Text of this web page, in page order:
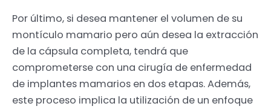
Por último, si desea mantener el volumen de su
montículo mamario pero aún desea la extracción
de la cápsula completa, tendrá que
comprometerse con una cirugía de enfermedad
de implantes mamarios en dos etapas. Además,
este proceso implica la utilización de un enfoque